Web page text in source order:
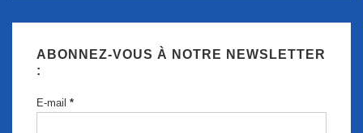
ABONNEZ-VOUS À NOTRE NEWSLETTER
:
E-mail *